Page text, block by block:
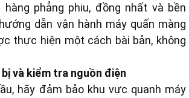
phẳng phiu, đồng nhất và bền
dẫn vận hành máy quấn màng
thực hiện một cách bài bản, không
và kiểm tra nguồn điện
hãy đảm bảo khu vực quanh máy